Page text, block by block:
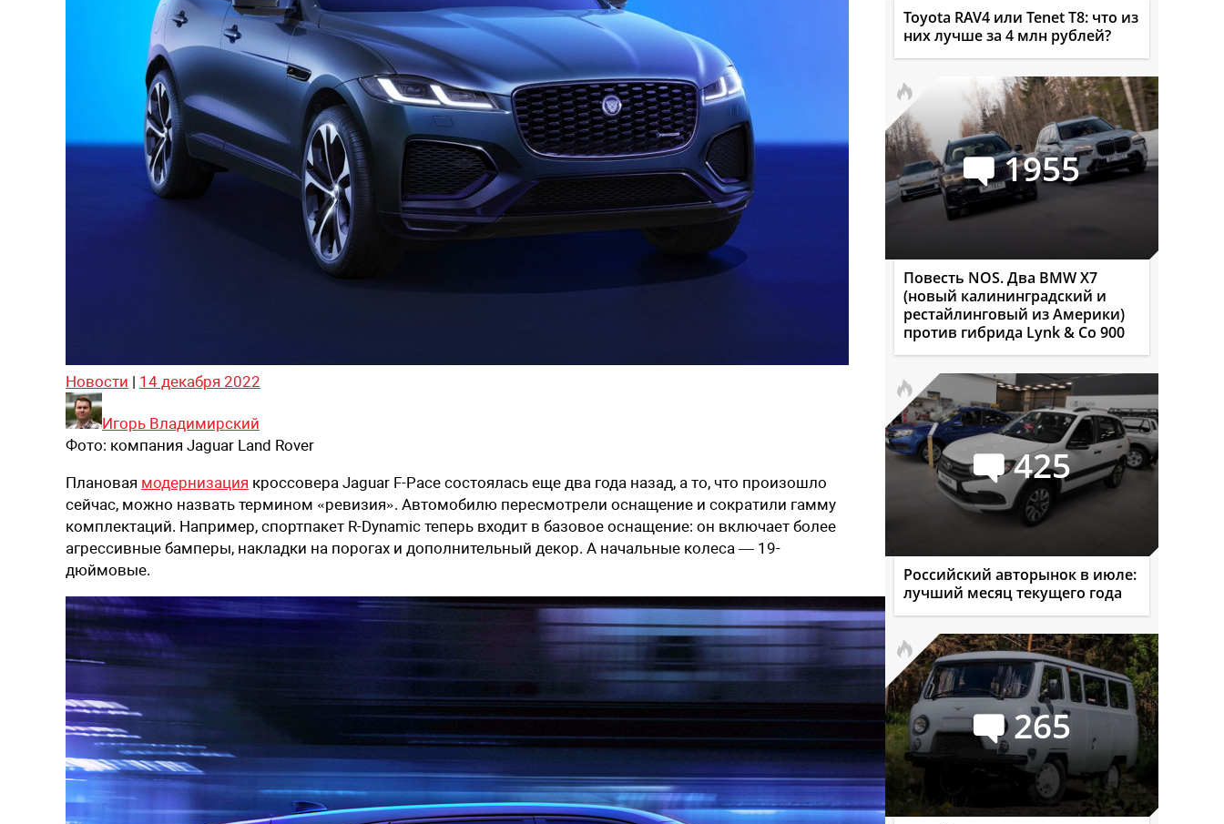
Новости | 14 декабря 2022
Игорь Владимирский
Фото: компания Jaguar Land Rover
Плановая модернизация кроссовера Jaguar F-Pace состоялась еще два года назад, а то, что произошло
сейчас, можно назвать термином «ревизия». Автомобилю пересмотрели оснащение и сократили гамму
комплектаций. Например, спортпакет R-Dynamic теперь входит в базовое оснащение: он включает более
агрессивные бамперы, накладки на порогах и дополнительный декор. А начальные колеса — 19-
дюймовые.
Toyota RAV4 или Tenet T8: что из
них лучше за 4 млн рублей?
1955
Повесть NOS. Два BMW X7
(новый калининградский и
рестайлинговый из Америки)
против гибрида Lynk & Co 900
425
Российский авторынок в июле:
лучший месяц текущего года
265